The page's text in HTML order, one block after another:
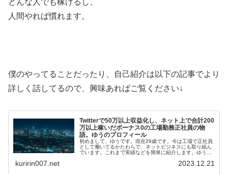
どんな人でも稼げるし、
人間やれば慣れます。
僕のやってることだったり、自己紹介は以下の記事でより
詳しく話してるので、興味あればご覧ください↓
Twitterで50万以上収益化し、ネット上で合計200
万以上稼いだボーナス0の工場勤務正社員の物
語。ゆうのプロフィール
初めまして、ゆうです。現在29歳です。今は工場で正社員
として働いてるかたわらで、ネットビジネスにも取り組ん
でいます。これまで実績などを簡単に紹介します。ゆうの
kuririn007.net 2023.12.21